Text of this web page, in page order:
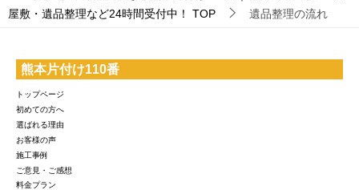
屋敷・遺品整理など24時間受付中！
TOP 遺品整理の流れ
熊本片付け110番
トップページ
初めての方へ
選ばれる理由
お客様の声
施工事例
ご意見・ご感想
料金プラン